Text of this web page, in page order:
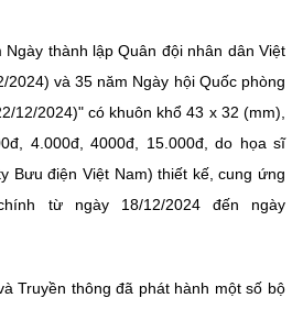
Ngày thành lập Quân đội nhân dân Việt
2024) và 35 năm Ngày hội Quốc phòng
12/2024)" có khuôn khổ 43 x 32 (mm),
4.000đ, 4000đ, 15.000đ, do họa sĩ
Bưu điện Việt Nam) thiết kế, cung ứng
từ ngày 18/12/2024 đến ngày
Truyền thông đã phát hành một số bộ